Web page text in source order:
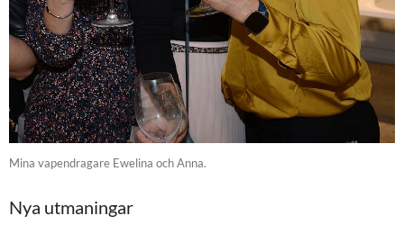
Mina vapendragare Ewelina och Anna.
Nya utmaningar